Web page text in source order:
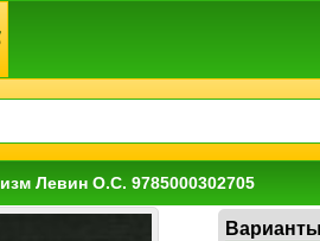
Левин О.С. 9785000302705